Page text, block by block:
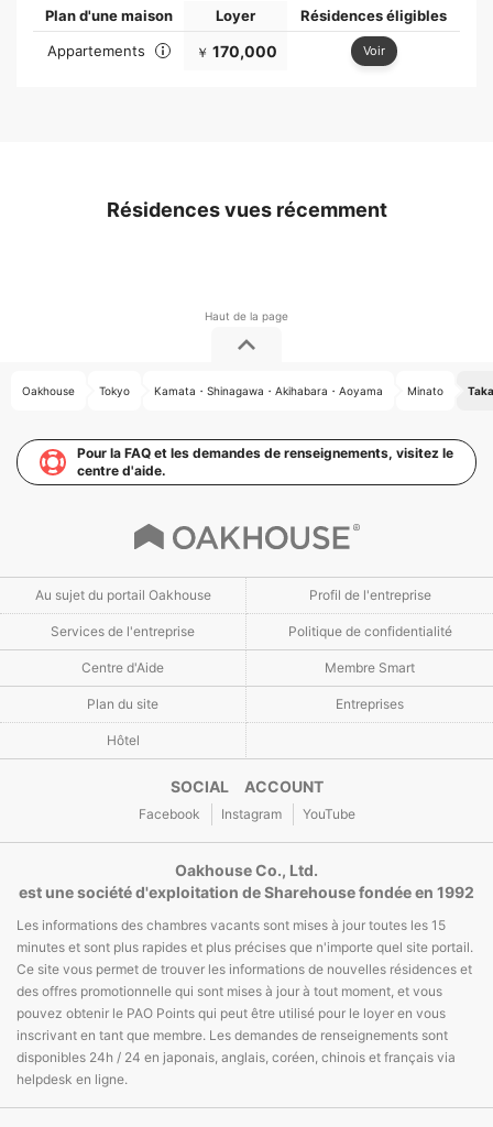
Plan d'une maison Loyer
Résidences éligibles
Appartements
￥ 170,000 Voir
Résidences vues récemment
Oakhouse Tokyo Kamata・Shinagawa・Akihabara・Aoyama Minato
Pour la FAQ et les demandes de renseignements, visitez le
centre d'aide.
Au sujet du portail Oakhouse Profil de l'entreprise
Services de l'entreprise Politique de confidentialité
Centre d'Aide Membre Smart
Plan du site Entreprises
Hôtel
SOCIAL ACCOUNT
Facebook Instagram YouTube
Oakhouse Co., Ltd.
est une société d'exploitation de Sharehouse fondée en 1992
Les informations des chambres vacants sont mises à jour toutes les 15
minutes et sont plus rapides et plus précises que n'importe quel site portail.
Ce site vous permet de trouver les informations de nouvelles résidences et
des offres promotionnelle qui sont mises à jour à tout moment, et vous
pouvez obtenir le PAO Points qui peut être utilisé pour le loyer en vous
inscrivant en tant que membre. Les demandes de renseignements sont
disponibles 24h / 24 en japonais, anglais, coréen, chinois et français via
helpdesk en ligne.